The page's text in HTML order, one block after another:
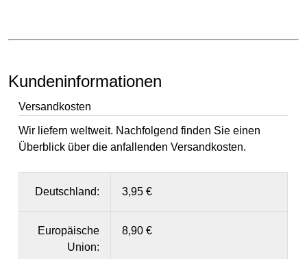
Kundeninformationen
Versandkosten
Wir liefern weltweit. Nachfolgend finden Sie einen
Überblick über die anfallenden Versandkosten.
Deutschland: 3,95 €
Europäische
Union:
8,90 €